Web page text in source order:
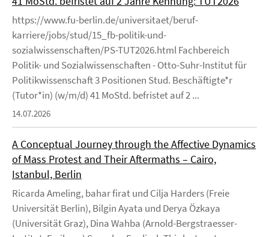
https://www.fu-berlin.de/universitaet/beruf-
karriere/jobs/stud/15_fb-politik-und-
sozialwissenschaften/PS-TUT2026.html Fachbereich
Politik- und Sozialwissenschaften - Otto-Suhr-Institut für
Politikwissenschaft 3 Positionen Stud. Beschäftigte*r
(Tutor*in) (w/m/d) 41 MoStd. befristet auf 2 ...
14.07.2026
A Conceptual Journey through the Affective Dynamics
of Mass Protest and Their Aftermaths – Cairo,
Istanbul, Berlin
Ricarda Ameling, bahar firat und Cilja Harders (Freie
Universität Berlin), Bilgin Ayata und Derya Özkaya
(Universität Graz), Dina Wahba (Arnold-Bergstraesser-